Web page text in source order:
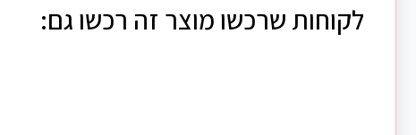
לקוחות שרכשו מוצר זה רכשו גם: